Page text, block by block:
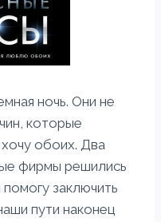
ночь. Они не
которые
хочу обоих. Два
фирмы решились
помогу заключить
пути наконец